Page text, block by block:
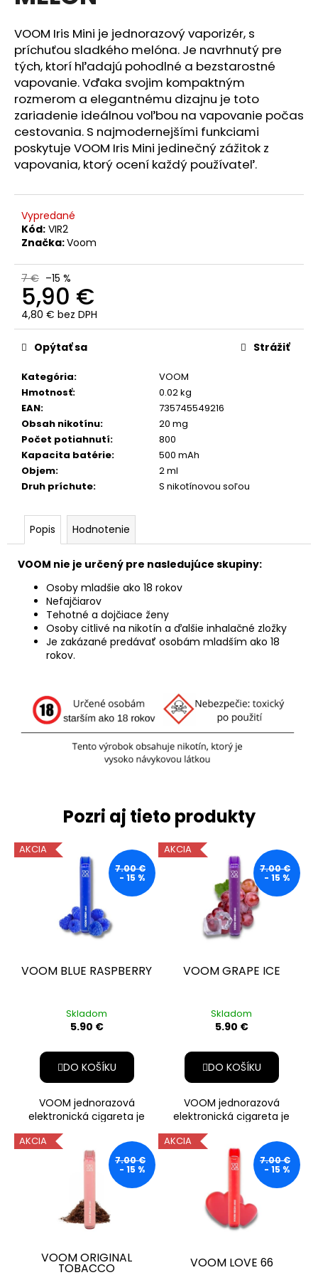
hviezdičiek.
VOOM Iris Mini je jednorazový vaporizér, s
príchuťou sladkého melóna. Je navrhnutý pre
tých, ktorí hľadajú pohodlné a bezstarostné
vapovanie. Vďaka svojim kompaktným
rozmerom a elegantnému dizajnu je toto
zariadenie ideálnou voľbou na vapovanie počas
cestovania. S najmodernejšími funkciami
poskytuje VOOM Iris Mini jedinečný zážitok z
vapovania, ktorý ocení každý používateľ.
Vypredané
Kód: VIR2
Značka:Voom
7 € –15 %
5,90 €
4,80 € bez DPH
Jednotková
cena:
Kategória:
VOOM
Hmotnosť:
0.02 kg
EAN:
735745549216
Obsah nikotínu:
20 mg
Počet potiahnutí:
800
Kapacita batérie:
500 mAh
Objem:
2 ml
Druh príchute: S nikotínovou soľou
Opýtať sa Strážiť
Popis Hodnotenie
VOOM nie je určený pre nasledujúce skupiny:
Osoby mladšie ako 18 rokov
Nefajčiarov
Tehotné a dojčiace ženy
Osoby citlivé na nikotín a ďalšie inhalačné zložky
Je zakázané predávať osobám mladším ako 18
rokov.
Pozri aj tieto produkty
AKCIA
7.00 €
- 15 %
VOOM BLUE RASPBERRY
Skladom
5.90 €
DO KOŠÍKU
VOOM jednorazová
elektronická cigareta je
produktom. Mesh Coil
technológia je znám
AKCIA
7.00 €
- 15 %
VOOM GRAPE ICE
Skladom
5.90 €
DO KOŠÍKU
VOOM jednorazová
elektronická cigareta je
produktom. Mesh Coil
technológia je znám
AKCIA
7.00 €
- 15 %
VOOM ORIGINAL
TOBACCO
AKCIA
7.00 €
- 15 %
VOOM LOVE 66
j
s
ť
?
HĽADAŤ
O
d
o
ú
č
a
m
ICEBERG
ENERGY
ARASAKA
2,99
€
Pôvodne:
5,30